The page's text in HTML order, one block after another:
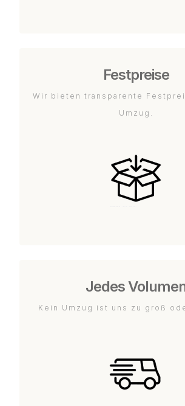
Festpreise
Wir bieten transparente
Umzug.
Jedes
Kein Umzug ist uns zu groß